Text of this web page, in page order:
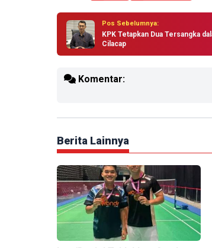
Pos Sebelumnya:
KPK Tetapkan Dua Tersangka
Cilacap
Komentar:
Berita Lainnya